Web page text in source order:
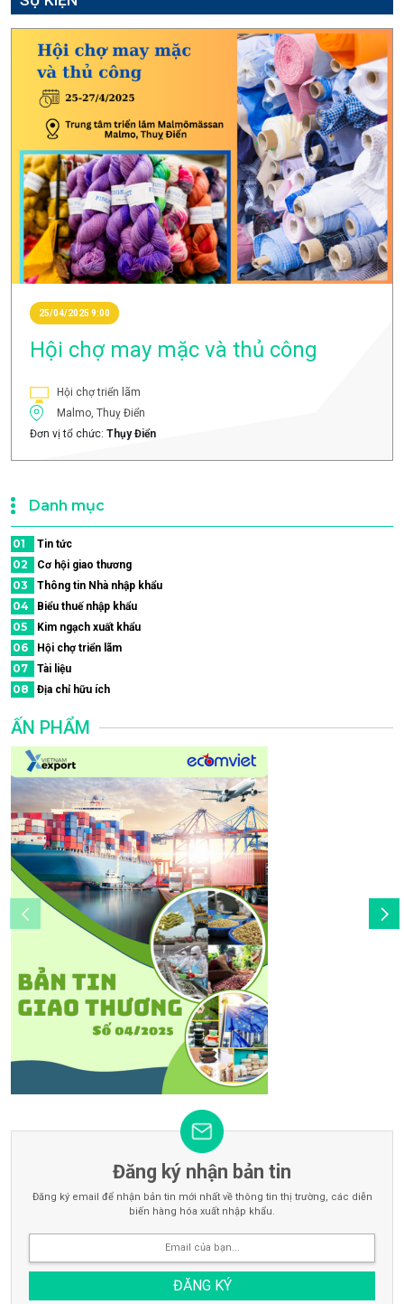
25/04/2025 9:00
Hội chợ may mặc và thủ công
Hội chợ triển lãm
Malmo, Thuỵ Điển
Đơn vị tổ chức: Thụy Điển
Danh mục
01 Tin tức
02 Cơ hội giao thương
03 Thông tin Nhà nhập khẩu
04 Biểu thuế nhập khẩu
05 Kim ngạch xuất khẩu
06 Hội chợ triển lãm
07 Tài liệu
08 Địa chỉ hữu ích
ẤN PHẨM
Đăng ký nhận bản tin
Đăng ký email để nhận bản tin mới nhất về thông tin thị trường, các diễn
biến hàng hóa xuất nhập khẩu.